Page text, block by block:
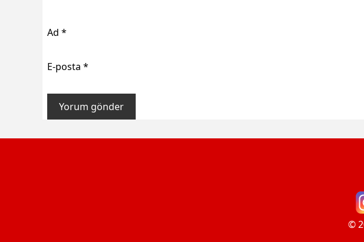
Ad *
E-posta *
©